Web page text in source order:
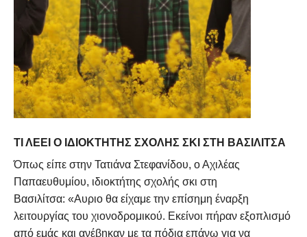
ΤΙ ΛΈΕΙ Ο ΙΔΙΟΚΤΉΤΗΣ ΣΧΟΛΉΣ ΣΚΙ ΣΤΗ ΒΑΣΙΛΊΤΣΑ
Όπως είπε στην Τατιάνα Στεφανίδου, ο Αχιλέας
Παπαευθυμίου, ιδιοκτήτης σχολής σκι στη
Βασιλίτσα: «Αυριο θα είχαμε την επίσημη έναρξη
λειτουργίας του χιονοδρομικού. Εκείνοι πήραν εξοπλισμό
από εμάς και ανέβηκαν με τα πόδια επάνω για να